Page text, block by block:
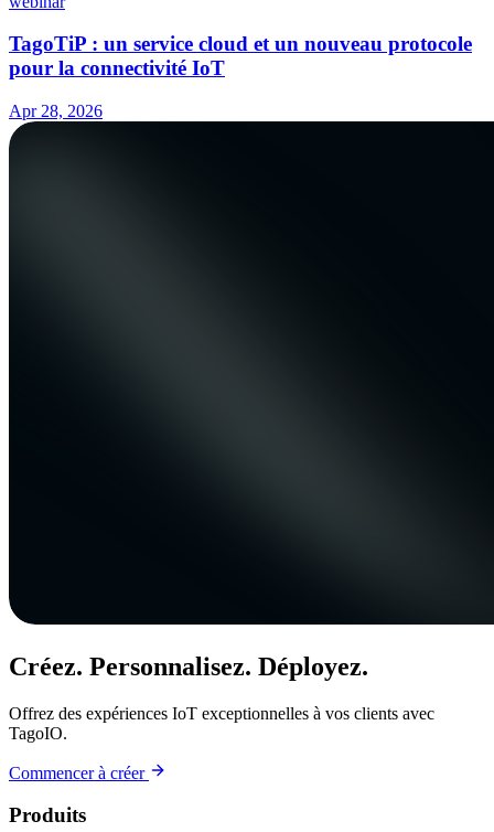
TagoTiP : un service cloud et un nouveau protocole
pour la connectivité IoT
Apr 28, 2026
Créez. Personnalisez. Déployez.
Offrez des expériences IoT exceptionnelles à vos clients avec
TagoIO.
Commencer à créer
Produits